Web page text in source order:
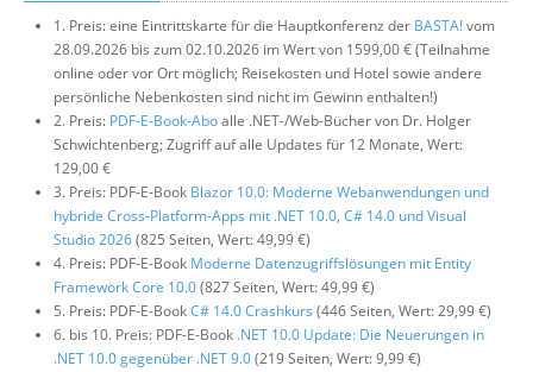
1. Preis: eine Eintrittskarte für die Hauptkonferenz der BASTA!vom
28.09.2026 bis zum 02.10.2026 im Wert von 1599,00 € (Teilnahme
online oder vor Ort möglich; Reisekosten und Hotel sowie andere
persönliche Nebenkosten sind nicht im Gewinn enthalten!)
2. Preis: PDF-E-Book-Aboalle .NET-/Web-Bücher von Dr. Holger
Schwichtenberg; Zugriff auf alle Updates für 12 Monate, Wert:
129,00 €
3. Preis: PDF-E-Book Blazor 10.0: Moderne Webanwendungen und
hybride Cross-Platform-Apps mit .NET 10.0, C# 14.0 und Visual
Studio 2026(825 Seiten, Wert: 49,99 €)
4. Preis: PDF-E-Book Moderne Datenzugriffslösungen mit Entity
Framework Core 10.0(827 Seiten, Wert: 49,99 €)
5. Preis: PDF-E-BookC# 14.0 Crashkurs (446 Seiten, Wert: 29,99 €)
6. bis 10. Preis: PDF-E-Book .NET 10.0 Update: Die Neuerungen in
.NET 10.0 gegenüber .NET 9.0(219 Seiten, Wert: 9,99 €)